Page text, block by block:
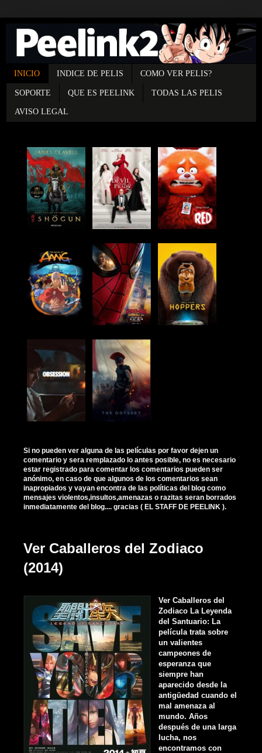
INICIO INDICE DE PELIS COMO VER PELIS?
SOPORTE QUE ES PEELINK TODAS LAS PELIS
AVISO LEGAL
Si no pueden ver alguna de las películas por favor dejen un
comentario y sera remplazado lo antes posible, no es necesario
estar registrado para comentar los comentarios pueden ser
anónimo, en caso de que algunos de los comentarios sean
inapropiados y vayan encontra de las políticas del blog como
mensajes violentos,insultos,amenazas o razitas seran borrados
inmediatamente del blog.... gracias ( EL STAFF DE PEELINK ).
Ver Caballeros del Zodiaco
(2014)
Ver Caballeros del
Zodiaco La Leyenda
del Santuario: La
película trata sobre
un valientes
campeones de
esperanza que
siempre han
aparecido desde la
antigüedad cuando el
mal amenaza al
mundo. Años
después de una larga
lucha, nos
encontramos con